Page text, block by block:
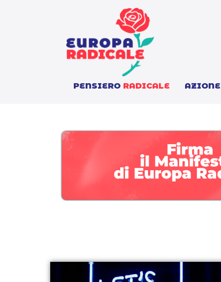
PENSIERO RADICALE AZIONE